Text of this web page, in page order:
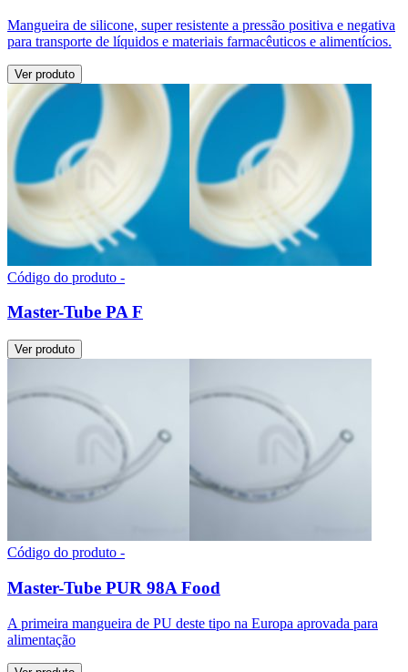
Mangueira de silicone, super resistente a pressão positiva e negativa
para transporte de líquidos e materiais farmacêuticos e alimentícios.
Ver produto
Código do produto -
Master-Tube PA F
Ver produto
Código do produto -
Master-Tube PUR 98A Food
A primeira mangueira de PU deste tipo na Europa aprovada para
alimentação